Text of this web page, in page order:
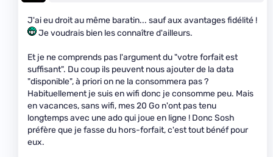
J'ai eu droit au même baratin... sauf aux avantages fidélité !
Je voudrais bien les connaître d'ailleurs.
Et je ne comprends pas l'argument du "votre forfait est
suffisant". Du coup ils peuvent nous ajouter de la data
"disponible", à priori on ne la consommera pas ?
Habituellement je suis en wifi donc je consomme peu. Mais
en vacances, sans wifi, mes 20 Go n'ont pas tenu
longtemps avec une ado qui joue en ligne ! Donc Sosh
préfère que je fasse du hors-forfait, c'est tout bénéf pour
eux.